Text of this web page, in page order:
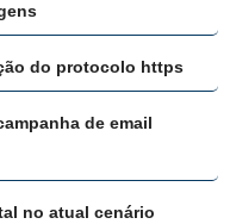
do protocolo https
de email
no atual cenário